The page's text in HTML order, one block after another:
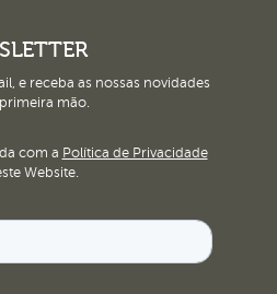
e receba as nossas novidades
mão.
com a Política de Privacidade
Website.